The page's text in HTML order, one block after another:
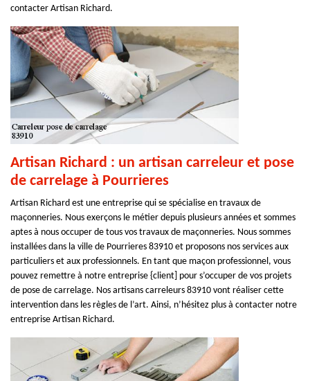
contacter Artisan Richard.
Artisan Richard : un artisan carreleur et pose
de carrelage à Pourrieres
Artisan Richard est une entreprise qui se spécialise en travaux de
maçonneries. Nous exerçons le métier depuis plusieurs années et sommes
aptes à nous occuper de tous vos travaux de maçonneries. Nous sommes
installées dans la ville de Pourrieres 83910 et proposons nos services aux
particuliers et aux professionnels. En tant que maçon professionnel, vous
pouvez remettre à notre entreprise {client] pour s’occuper de vos projets
de pose de carrelage. Nos artisans carreleurs 83910 vont réaliser cette
intervention dans les règles de l’art. Ainsi, n’hésitez plus à contacter notre
entreprise Artisan Richard.